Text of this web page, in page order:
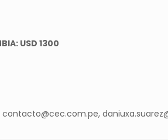
USD 1300
contacto@cec.com.pe,